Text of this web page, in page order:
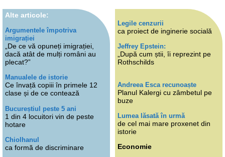
Alte articole:
Argumentele împotriva
imigrației
„De ce vă opuneți imigrației,
dacă atât de mulți români au
plecat?”
Manualele de istorie
Ce învață copiii în primele 12
clase și de ce contează
Bucureștiul peste 5 ani
1 din 4 locuitori vin de peste
hotare
Chiolhanul
ca formă de discriminare
Legile cenzurii
ca proiect de inginerie socială
Jeffrey Epstein:
„După cum știi, îi reprezint pe
Rothschilds
Andreea Esca recunoaște
Planul Kalergi cu zâmbetul pe
buze
Lumea lăsată în urmă
de cel mai mare proxenet din
istorie
Economie